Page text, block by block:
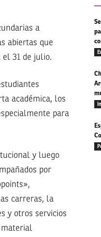
a
abiertas que
31 de julio.
académica, los
para
y luego
por
carreras, la
y otros servicios
material